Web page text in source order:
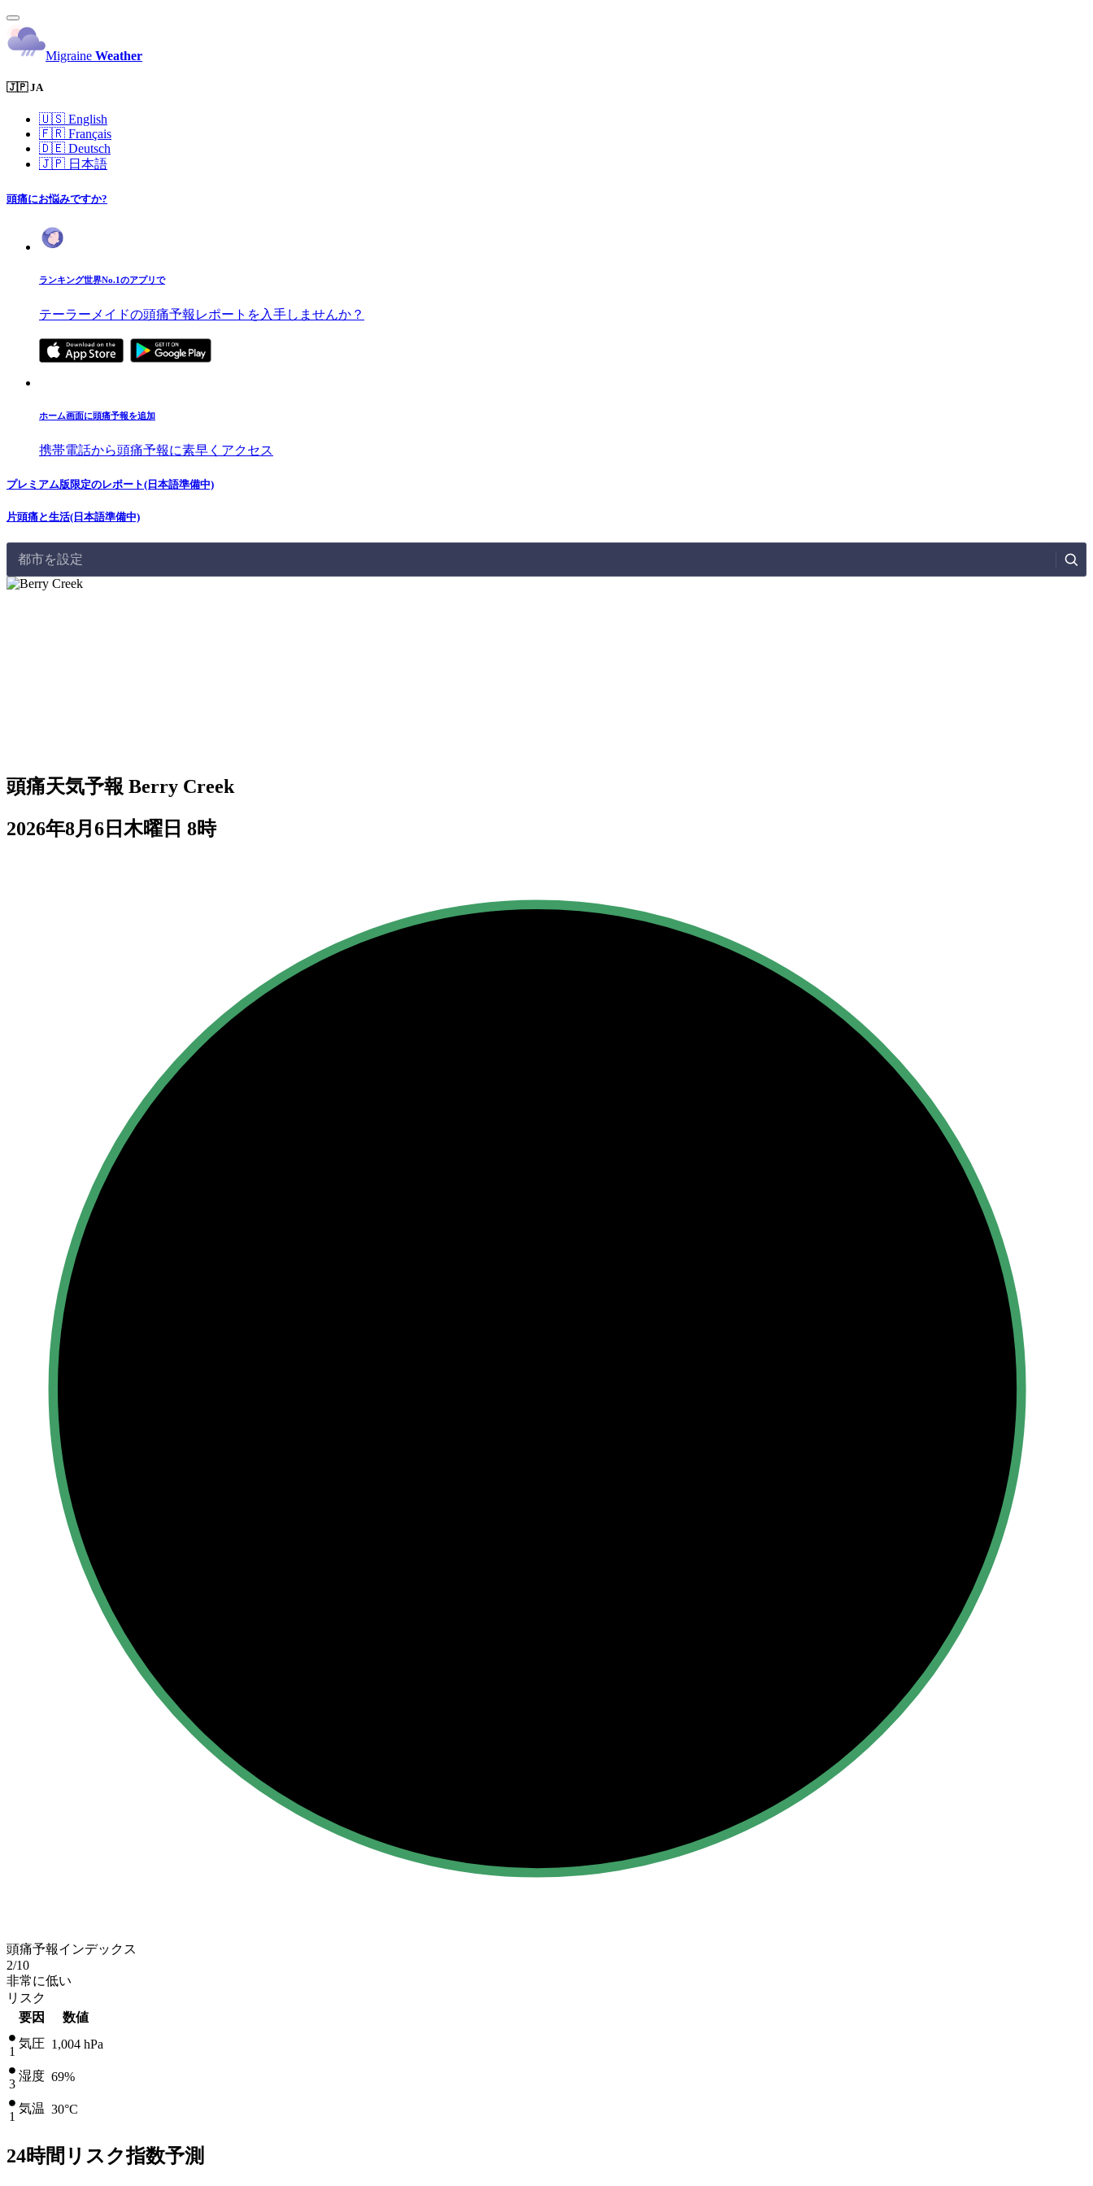
Migraine Weather
🇯🇵 JA
🇺🇸 English
🇫🇷 Français
🇩🇪 Deutsch
🇯🇵 日本語
頭痛にお悩みですか?
ランキング世界No.1のアプリで
テーラーメイドの頭痛予報レポートを入手しませんか？
ホーム画面に頭痛予報を追加
携帯電話から頭痛予報に素早くアクセス
プレミアム版限定のレポート(日本語準備中)
片頭痛と生活(日本語準備中)
都市を設定
頭痛天気予報 Berry Creek
2026年8月6日木曜日 8時
頭痛予報インデックス
2/10
非常に低い
リスク
要因
数値
1
気圧 1,004 hPa
3
湿度 69%
1
気温 30°C
24時間リスク指数予測